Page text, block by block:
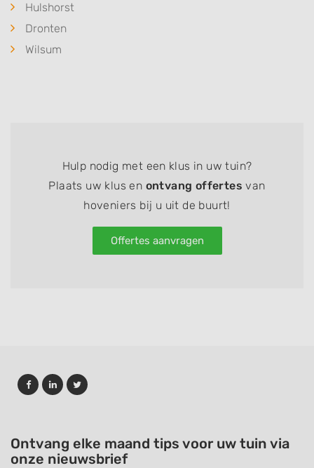
Hulshorst
Dronten
Wilsum
Hulp nodig met een klus in uw tuin?
Plaats uw klus en ontvang offertes van
hoveniers bij u uit de buurt!
Offertes aanvragen
Ontvang elke maand tips voor uw tuin via
onze nieuwsbrief